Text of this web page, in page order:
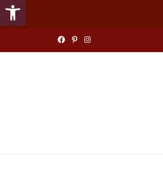
Abrir barra de herramientas